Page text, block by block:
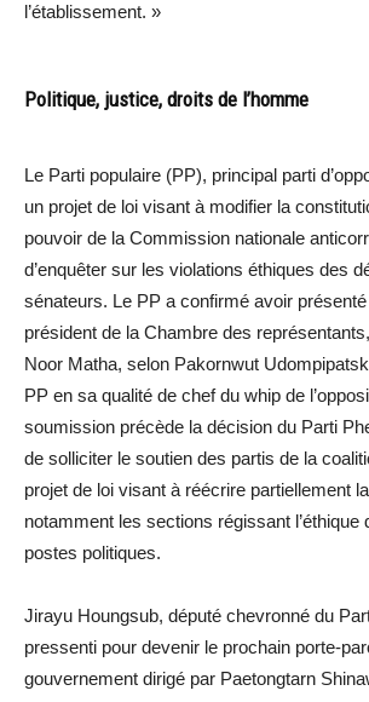
l’établissement. »
Politique, justice, droits de l’homme
Le Parti populaire (PP), principal parti
un projet de loi visant à modifier la
pouvoir de la Commission nationale
d’enquêter sur les violations éthiques des
sénateurs. Le PP a confirmé avoir
président de la Chambre des
Noor Matha, selon Pakornwut
PP en sa qualité de chef du whip de
soumission précède la décision du Parti
de solliciter le soutien des partis de la
projet de loi visant à réécrire partiellement
notamment les sections régissant l’éthique
postes politiques.
Jirayu Houngsub, député chevronné du
pressenti pour devenir le prochain porte-
gouvernement dirigé par Paetongtarn